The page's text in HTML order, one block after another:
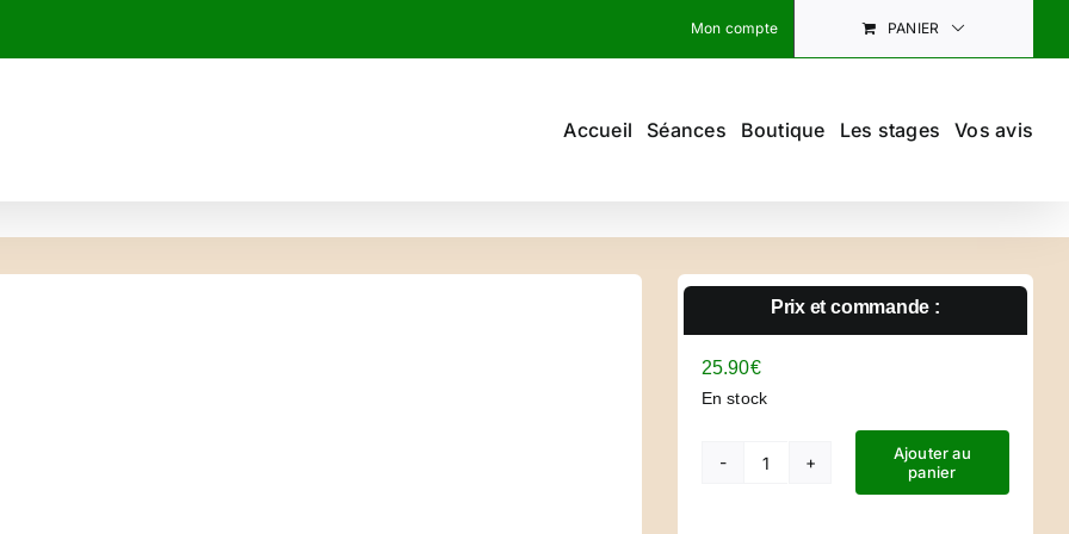
Mon compte PANIER
Accueil Séances Boutique Les stages Vos avis
Prix et commande :
25.90€
En stock
quantité
Ajouter au
panier